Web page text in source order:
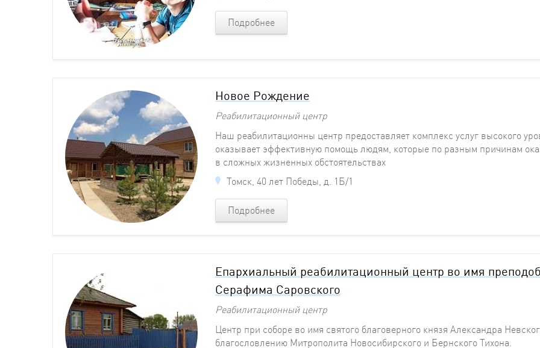
Подробнее
Новое Рождение
Реабилитационный центр
Наш реабилитационны центр предоставляет комплекс услуг высокого
оказывает эффективную помощь людям, которые по разным причинам
в сложных жизненных обстоятельствах
Томск, 40 лет Победы, д. 1Б/1
Подробнее
Епархиальный реабилитационный центр во имя
Серафима Саровского
Реабилитационный центр
Центр при соборе во имя святого благоверного князя Александра
благословлению Митрополита Новосибирского и Бернского Тихона.